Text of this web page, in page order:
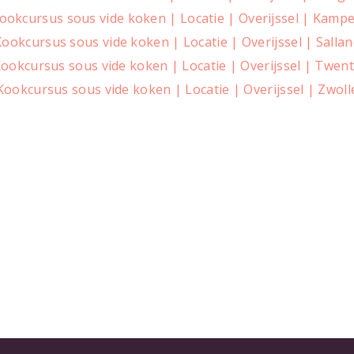
sous vide koken | Locatie | Overijssel |
sous vide koken | Locatie | Overijssel |
sous vide koken | Locatie | Overijssel |
sous vide koken | Locatie | Overijssel |